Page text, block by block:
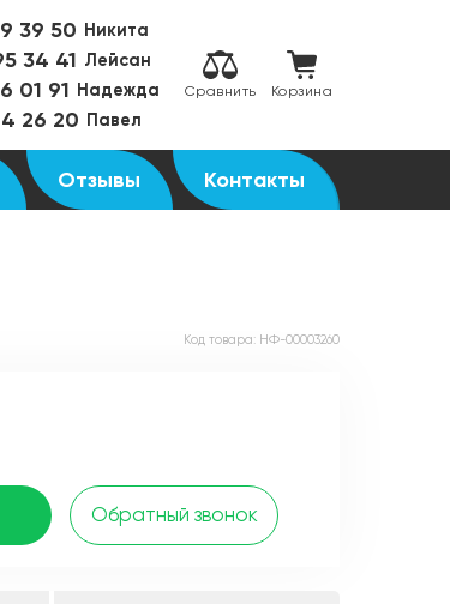
39 50 Никита
34 41 Лейсан
01 91 Надежда
26 20 Павел
Сравнить Корзина
Отзывы Контакты
Код товара: НФ-00003260
Обратный звонок